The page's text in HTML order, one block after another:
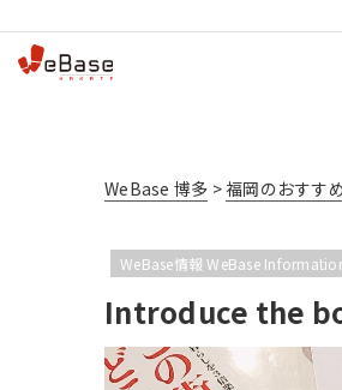
WeBase 博多 >福岡のおすすめ
WeBase情報 WeBase
Introduce the